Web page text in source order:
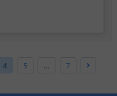
tot rechte
Ook bieden we de
geklikt kan worden heeft
4 5 ... 7